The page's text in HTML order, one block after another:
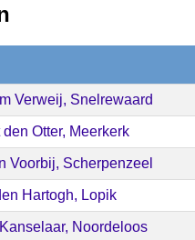
Verweij, Snelrewaard
den Otter, Meerkerk
Voorbij, Scherpenzeel
Hartogh, Lopik
Noordeloos